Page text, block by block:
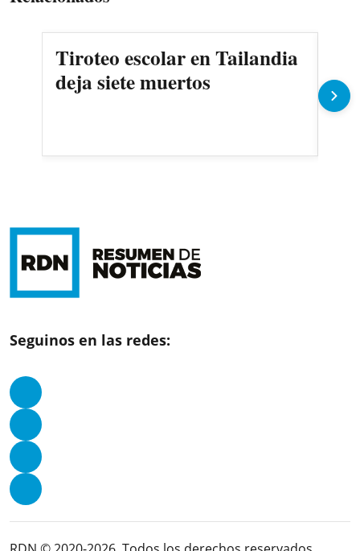
Tiroteo escolar en Tailandia
deja siete muertos
Seguinos en las redes: